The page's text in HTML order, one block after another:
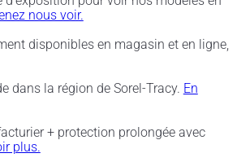
nous voir.
disponibles en magasin et en ligne,
dans la région de Sorel-Tracy. En
+ protection prolongée avec
plus.